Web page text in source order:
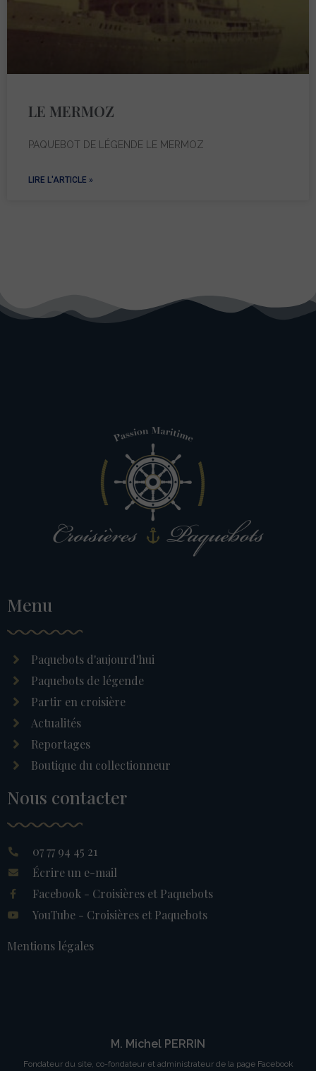
LE MERMOZ
PAQUEBOT DE LÉGENDE LE MERMOZ
LIRE L'ARTICLE »
Menu
Paquebots d'aujourd'hui
Paquebots de légende
Partir en croisière
Actualités
Reportages
Boutique du collectionneur
Nous contacter
07 77 94 45 21
Écrire un e-mail
Facebook - Croisières et Paquebots
YouTube - Croisières et Paquebots
Mentions légales
M. Michel PERRIN
Fondateur du site, co-fondateur et administrateur de la page Facebook